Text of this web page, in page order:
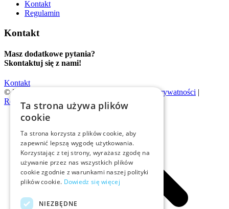
Kontakt
Regulamin
Kontakt
Masz dodatkowe pytania?
Skontaktuj się z nami!
Kontakt
© 2026 | Evention |
Polityka prywatności |
RegulaminTa strona używa plików
cookie
Ta strona korzysta z plików cookie, aby
zapewnić lepszą wygodę użytkowania.
Korzystając z tej strony, wyrażasz zgodę na
używanie przez nas wszystkich plików
cookie zgodnie z warunkami naszej polityki
plików cookie. Dowiedz się więcej
NIEZBĘDNE